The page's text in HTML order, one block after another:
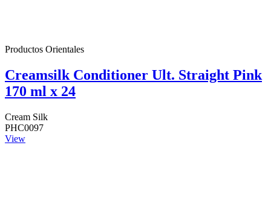
Productos Orientales
Creamsilk Conditioner Ult. Straight Pink
170 ml x 24
Cream Silk
PHC0097
View